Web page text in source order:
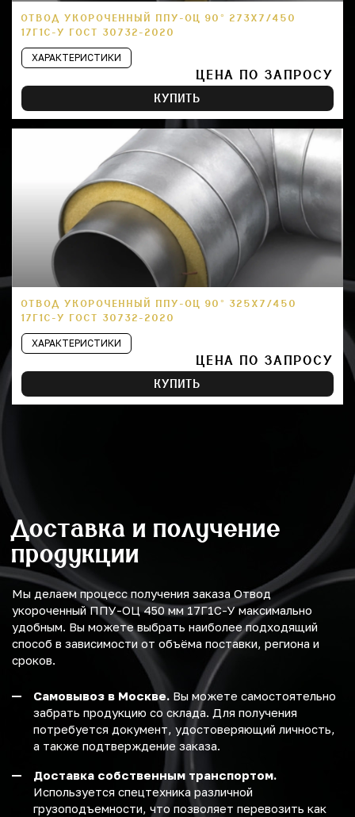
ОТВОД УКОРОЧЕННЫЙ ППУ-ОЦ 90° 273Х7/450
17Г1С-У ГОСТ 30732-2020
ХАРАКТЕРИСТИКИ
ЦЕНА ПО ЗАПРОСУ
КУПИТЬ
ОТВОД УКОРОЧЕННЫЙ ППУ-ОЦ 90° 325Х7/450
17Г1С-У ГОСТ 30732-2020
ХАРАКТЕРИСТИКИ
ЦЕНА ПО ЗАПРОСУ
КУПИТЬ
Доставка и получение
продукции
Мы делаем процесс получения заказа Отвод
укороченный ППУ-ОЦ 450 мм 17Г1С-У максимально
удобным. Вы можете выбрать наиболее подходящий
способ в зависимости от объёма поставки, региона и
сроков.
Самовывоз в Москве. Вы можете самостоятельно
забрать продукцию со склада. Для получения
потребуется документ, удостоверяющий личность,
а также подтверждение заказа.
Доставка собственным транспортом.
Используется спецтехника различной
грузоподъемности, что позволяет перевозить как